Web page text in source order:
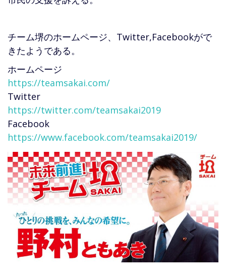
チーム堺のホームページ、Twitter,Facebookがで
きたようである。
ホームページ
https://teamsakai.com/
Twitter
https://twitter.com/teamsakai2019
Facebook
https://www.facebook.com/teamsakai2019/